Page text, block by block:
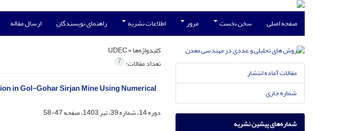
صفحه اصلی سخن نخست مرور اطلاعات نشریه راهنمای نویسندگان ارسال مقاله
کلیدواژه‌ها =UDEC
تعداد مقالات: 7
in Gol-Gohar Sirjan Mine Using Numerical
دوره 14، شماره 39، تیر 1403، صفحه
47-58
مقالات آماده انتشار
شماره جاری
شماره‌های پیشین نشریه